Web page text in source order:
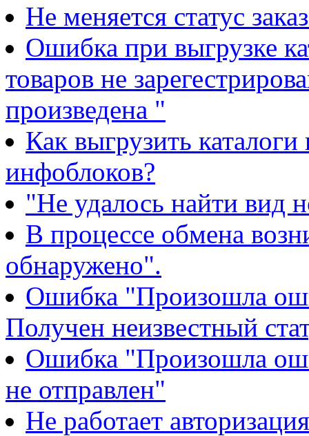
Не меняется статус
Ошибка при выгрузке
товаров не
произведена "
Как выгрузить
инфоблоков?
"Не удалось найти вид
В процессе обмена
обнаружено".
Ошибка "Произошла
Получен неизвестный
Ошибка "Произошла
не отправлен"
Не работает